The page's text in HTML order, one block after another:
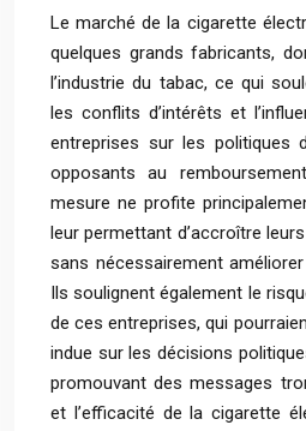
Le marché de la cigarette
quelques grands fabricants,
l’industrie du tabac, ce qui
les conflits d’intérêts et
entreprises sur les politiques
opposants au
mesure ne profite
leur permettant d’accroître
sans nécessairement
Ils soulignent également le
de ces entreprises, qui
indue sur les décisions
promouvant des messages
et l’efficacité de la cigarette